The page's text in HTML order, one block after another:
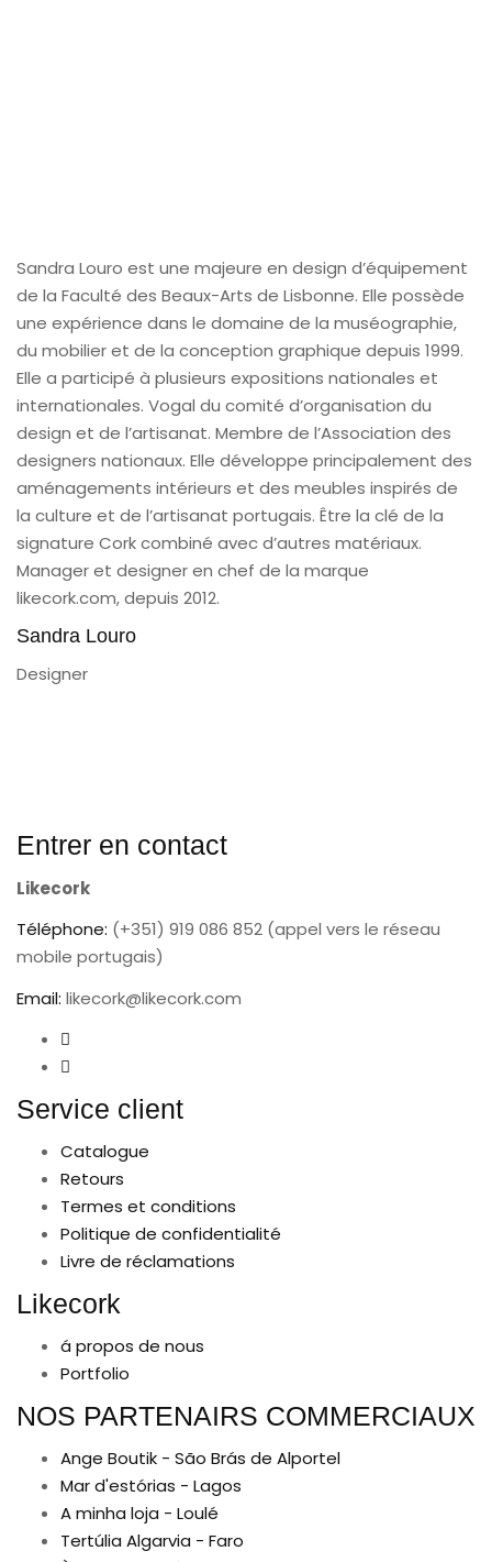
Sandra Louro est une majeure en design d’équipement
de la Faculté des Beaux-Arts de Lisbonne. Elle possède
une expérience dans le domaine de la muséographie,
du mobilier et de la conception graphique depuis 1999.
Elle a participé à plusieurs expositions nationales et
internationales. Vogal du comité d’organisation du
design et de l’artisanat. Membre de l’Association des
designers nationaux. Elle développe principalement des
aménagements intérieurs et des meubles inspirés de
la culture et de l’artisanat portugais. Être la clé de la
signature Cork combiné avec d’autres matériaux.
Manager et designer en chef de la marque
likecork.com, depuis 2012.
Sandra Louro
Designer
Entrer en contact
Likecork
Téléphone: (+351) 919 086 852 (appel vers le réseau
mobile portugais)
Email: likecork@likecork.com
Service client
Catalogue
Retours
Termes et conditions
Politique de confidentialité
Livre de réclamations
Likecork
á propos de nous
Portfolio
NOS PARTENAIRS COMMERCIAUX
Ange Boutik - São Brás de Alportel
Mar d'estórias - Lagos
A minha loja - Loulé
Tertúlia Algarvia - Faro